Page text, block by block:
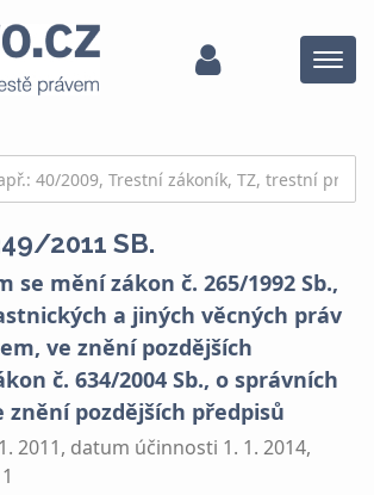
Menu
2011 SB.
se mění zákon č. 265/1992 Sb.,
a jiných věcných práv
ve znění pozdějších
č. 634/2004 Sb., o správních
znění pozdějších předpisů
2011, datum účinnosti 1. 1. 2014,